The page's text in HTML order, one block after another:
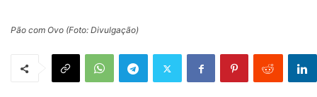
Pão com Ovo (Foto: Divulgação)